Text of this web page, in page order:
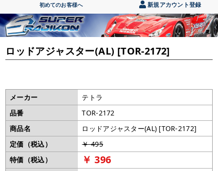
初めてのお客様へ 新規アカウント登録
ロッドアジャスター(AL) [TOR-2172]
メーカー
テトラ
品番
TOR-2172
商品名
ロッドアジャスター(AL) [TOR-2172]
定価（税込）
￥ 495
特価（税込）
￥ 396